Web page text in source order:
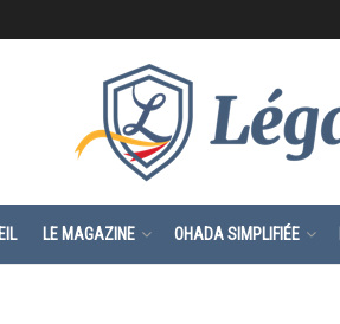
LE MAGAZINE OHADA SIMPLIFIÉE